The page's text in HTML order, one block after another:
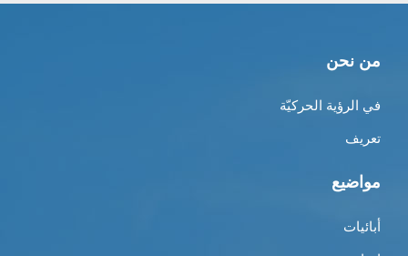
من نحن
في الرؤية الحركيّة
تعريف
مواضيع
أبائيات